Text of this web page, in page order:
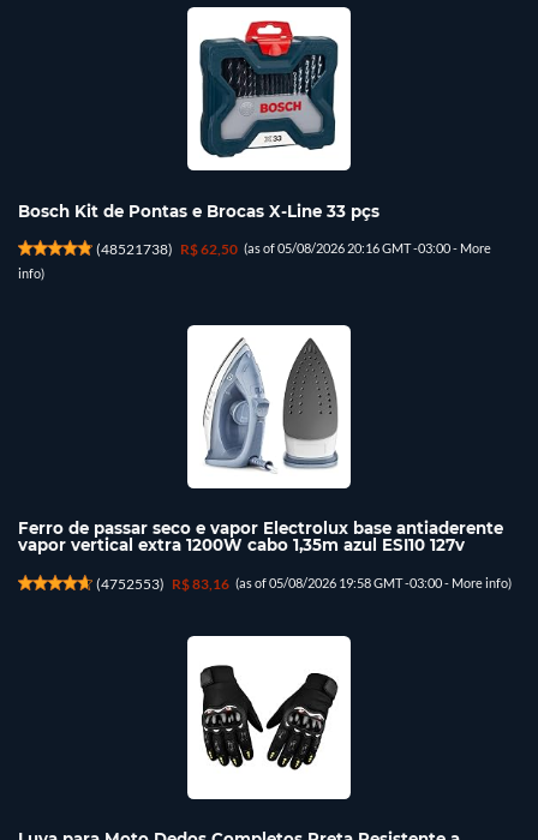
Bosch Kit de Pontas e Brocas X-Line 33 pçs
(48521738) R$ 62,50 (as of 05/08/2026 20:16 GMT -03:00 - More
info)
Ferro de passar seco e vapor Electrolux base antiaderente
vapor vertical extra 1200W cabo 1,35m azul ESI10 127v
(4752553) R$ 83,16 (as of 05/08/2026 19:58 GMT -03:00 - More info)